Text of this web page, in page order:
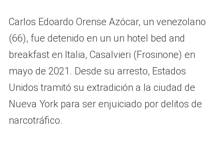
Carlos Edoardo Orense Azócar, un venezolano
(66), fue detenido en un un hotel bed and
breakfast en Italia, Casalvieri (Frosinone) en
mayo de 2021. Desde su arresto, Estados
Unidos tramitó su extradición a la ciudad de
Nueva York para ser enjuiciado por delitos de
narcotráfico.